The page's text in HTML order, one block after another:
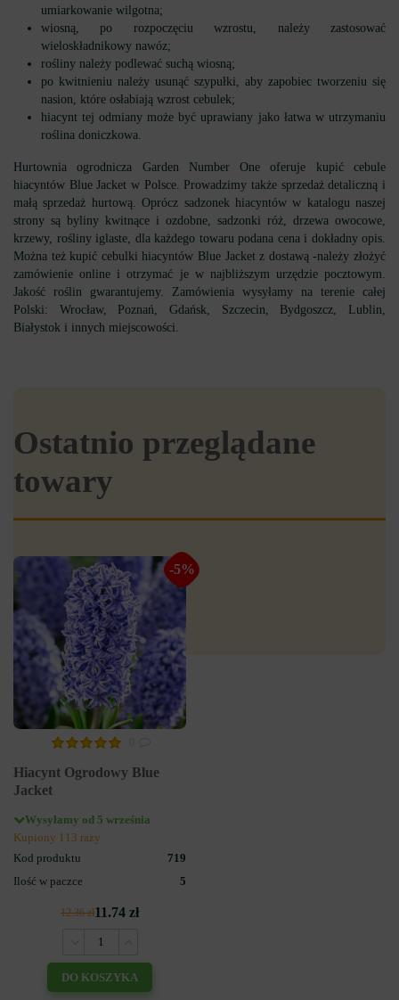
umiarkowanie wilgotna;
wiosną, po rozpoczęciu wzrostu, należy zastosować
wieloskładnikowy nawóz;
rośliny należy podlewać suchą wiosną;
po kwitnieniu należy usunąć szypułki, aby zapobiec tworzeniu się
nasion, które osłabiają wzrost cebulek;
hiacynt tej odmiany może być uprawiany jako łatwa w utrzymaniu
roślina doniczkowa.
Hurtownia ogrodnicza Garden Number One oferuje kupić cebule
hiacyntów Blue Jacket w Polsce. Prowadzimy także sprzedaż detaliczną i
małą sprzedaż hurtową. Oprócz sadzonek hiacyntów w katalogu naszej
strony są byliny kwitnące i ozdobne, sadzonki róż, drzewa owocowe,
krzewy, rośliny iglaste, dla każdego towaru podana cena i dokładny opis.
Można też kupić cebulki hiacyntów Blue Jacket z dostawą -należy złożyć
zamówienie online i otrzymać je w najbliższym urzędzie pocztowym.
Jakość roślin gwarantujemy. Zamówienia wysyłamy na terenie całej
Polski: Wrocław, Poznań, Gdańsk, Szczecin, Bydgoszcz, Lublin,
Białystok i innych miejscowości.
Ostatnio przeglądane
towary
-5%
Hiacynt Ogrodowy Blue
Jacket
Wysyłamy od 5 września
Kupiony 113 razy
Kod produktu
719
Ilość w paczce
5
12.36 zł11.74 zł
DO KOSZYKA